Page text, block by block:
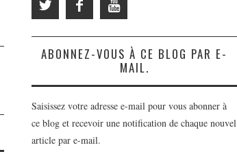
ABONNEZ-VOUS À CE BLOG PAR E-
MAIL.
Saisissez votre adresse e-mail pour vous abonner à
ce blog et recevoir une notification de chaque nouvel
article par e-mail.